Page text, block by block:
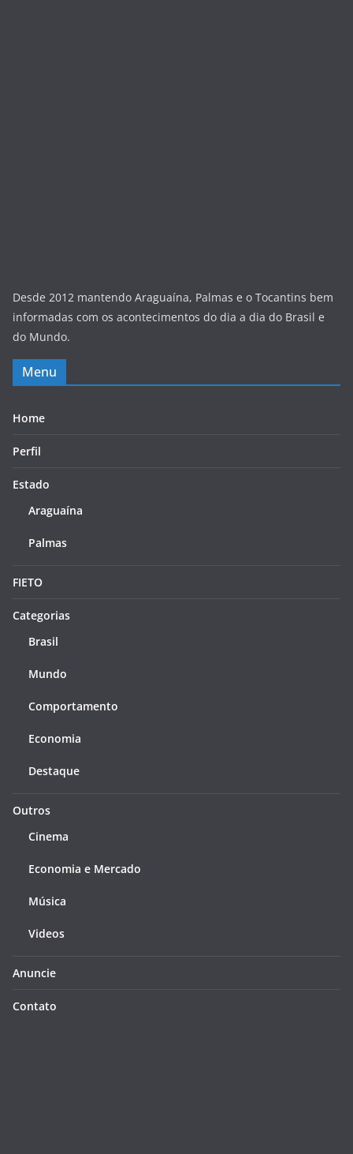
Desde 2012 mantendo Araguaína, Palmas e o Tocantins bem
informadas com os acontecimentos do dia a dia do Brasil e
do Mundo.
Menu
Home
Perfil
Estado
Araguaína
Palmas
FIETO
Categorias
Brasil
Mundo
Comportamento
Economia
Destaque
Outros
Cinema
Economia e Mercado
Música
Videos
Anuncie
Contato